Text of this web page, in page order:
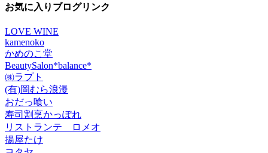
イ
お気に入りブログリンク
LOVE WINE
kamenoko
かめのこ堂
BeautySalon*balance*
㈱ラプト
(有)岡むら浪漫
おだっ喰い
寿司割烹かっぽれ
リストランテ ロメオ
揚屋たけ